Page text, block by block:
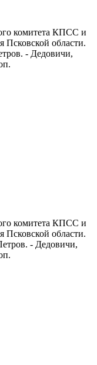
комитета КПСС и
Псковской области.
- Дедовичи,
комитета КПСС и
Псковской области.
- Дедовичи,